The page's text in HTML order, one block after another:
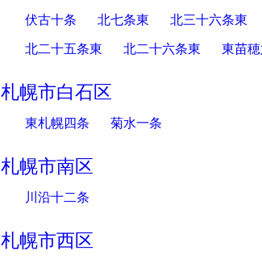
伏古十条 北七条東 北三十六条東
北二十五条東 北二十六条東 東苗
札幌市白石区
東札幌四条 菊水一条
札幌市南区
川沿十二条
札幌市西区